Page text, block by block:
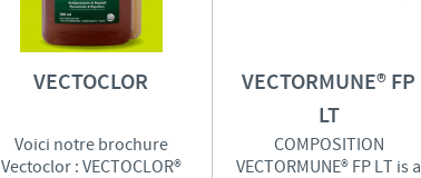
VECTOCLOR
Voici notre brochure
Vectoclor : VECTOCLOR®
VECTORMUNE® FP
LT
COMPOSITION
VECTORMUNE® FP LT is a